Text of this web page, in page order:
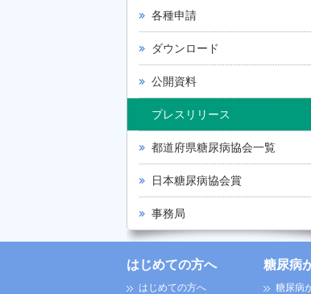
各種申請
ダウンロード
公開資料
プレスリリース
都道府県糖尿病協会一覧
日本糖尿病協会賞
事務局
はじめての方へ
はじめての方へ
糖尿病
糖尿病